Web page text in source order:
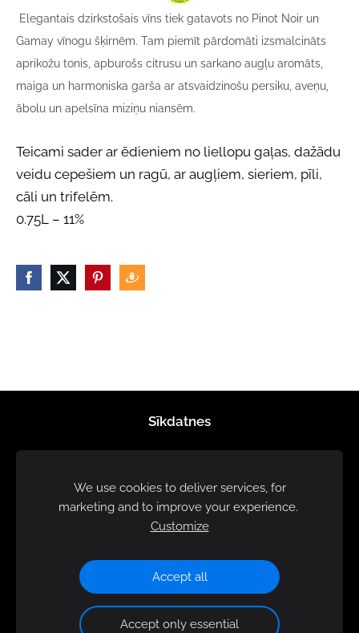
Elegantais dzirkstošais vīns tiek gatavots no Pinot Noir un
Gamay vīnogu šķirnēm. Tam piemīt pārdomāti izsmalcināts
aprikožu tonis, apburošs citrusu un sarkano augļu aromāts,
maiga un harmoniska garša ar atsvaidzinošu persiku, aveņu,
ābolu un apelsīna miziņu niansēm.
Teicami sader ar ēdieniem no liellopu gaļas, dažādu
veidu cepešiem un ragū, ar augļiem, sieriem, pīli,
cāli un trifelēm.
0.75L – 11%
Sīkdatnes
We use cookies to deliver services, for
marketing and to improve your experience.
Customize
Accept all
Accept only essential